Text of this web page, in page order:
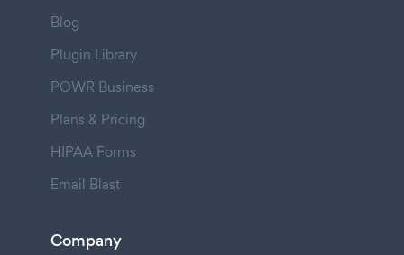
Blog
Plugin Library
POWR Business
Plans & Pricing
HIPAA Forms
Email Blast
Company